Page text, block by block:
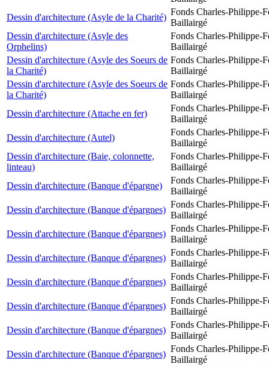
Dessin d'architecture (Asyle de la Charité)
Fonds Charles-Philippe-
Baillairgé
Dessin d'architecture (Asyle des
Orphelins)
Fonds Charles-Philippe-
Baillairgé
Dessin d'architecture (Asyle des Soeurs de
la Charité)
Fonds Charles-Philippe-
Baillairgé
Dessin d'architecture (Asyle des Soeurs de
la Charité)
Fonds Charles-Philippe-
Baillairgé
Dessin d'architecture (Attache en fer)
Fonds Charles-Philippe-
Baillairgé
Dessin d'architecture (Autel)
Fonds Charles-Philippe-
Baillairgé
Dessin d'architecture (Baie, colonnette,
linteau)
Fonds Charles-Philippe-
Baillairgé
Dessin d'architecture (Banque d'épargne)
Fonds Charles-Philippe-
Baillairgé
Dessin d'architecture (Banque d'épargnes)
Fonds Charles-Philippe-
Baillairgé
Dessin d'architecture (Banque d'épargnes)
Fonds Charles-Philippe-
Baillairgé
Dessin d'architecture (Banque d'épargnes)
Fonds Charles-Philippe-
Baillairgé
Dessin d'architecture (Banque d'épargnes)
Fonds Charles-Philippe-
Baillairgé
Dessin d'architecture (Banque d'épargnes)
Fonds Charles-Philippe-
Baillairgé
Dessin d'architecture (Banque d'épargnes)
Fonds Charles-Philippe-
Baillairgé
Dessin d'architecture (Banque d'épargnes)
Fonds Charles-Philippe-
Baillairgé